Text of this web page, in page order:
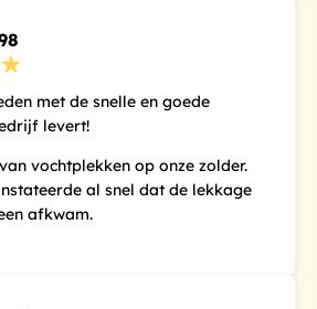
met de snelle en goede
levert!
vochtplekken op onze zolder.
al snel dat de lekkage
afkwam.